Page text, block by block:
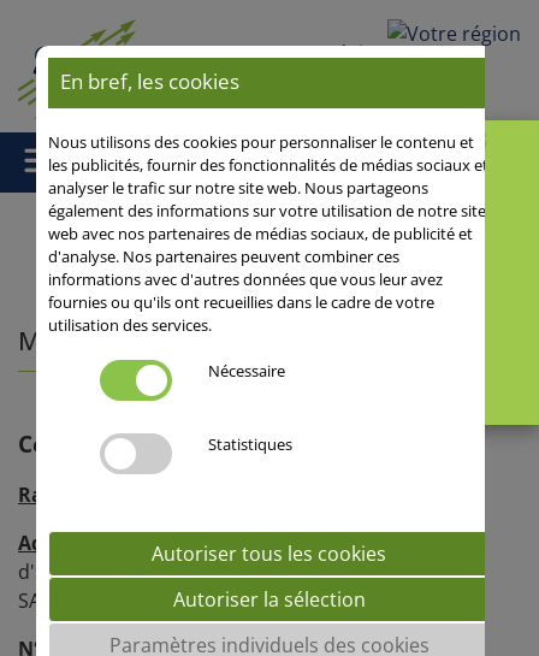
Votre région
Accueil/Mentions légales/ Mentions légales
Mentions légales
Ce site est la propriété de
Raison sociale
Adresse postale
: Pôle Végétal de la Plaine
d'Estrées - 6 rue du Jeu d'Arc - 60190 ESTREES-
SAINT-DENIS (France)
N°téléphone: +33 (0)3 44 91 48 40 N° Fax: +33
En bref, les cookies
Nous utilisons des cookies pour personnaliser le contenu et
les publicités, fournir des fonctionnalités de médias sociaux et
analyser le trafic sur notre site web. Nous partageons
également des informations sur votre utilisation de notre site
web avec nos partenaires de médias sociaux, de publicité et
d'analyse. Nos partenaires peuvent combiner ces
informations avec d'autres données que vous leur avez
fournies ou qu'ils ont recueillies dans le cadre de votre
utilisation des services.
Nécessaire
Statistiques
Autoriser tous les cookies
Autoriser la sélection
Paramètres individuels des cookies